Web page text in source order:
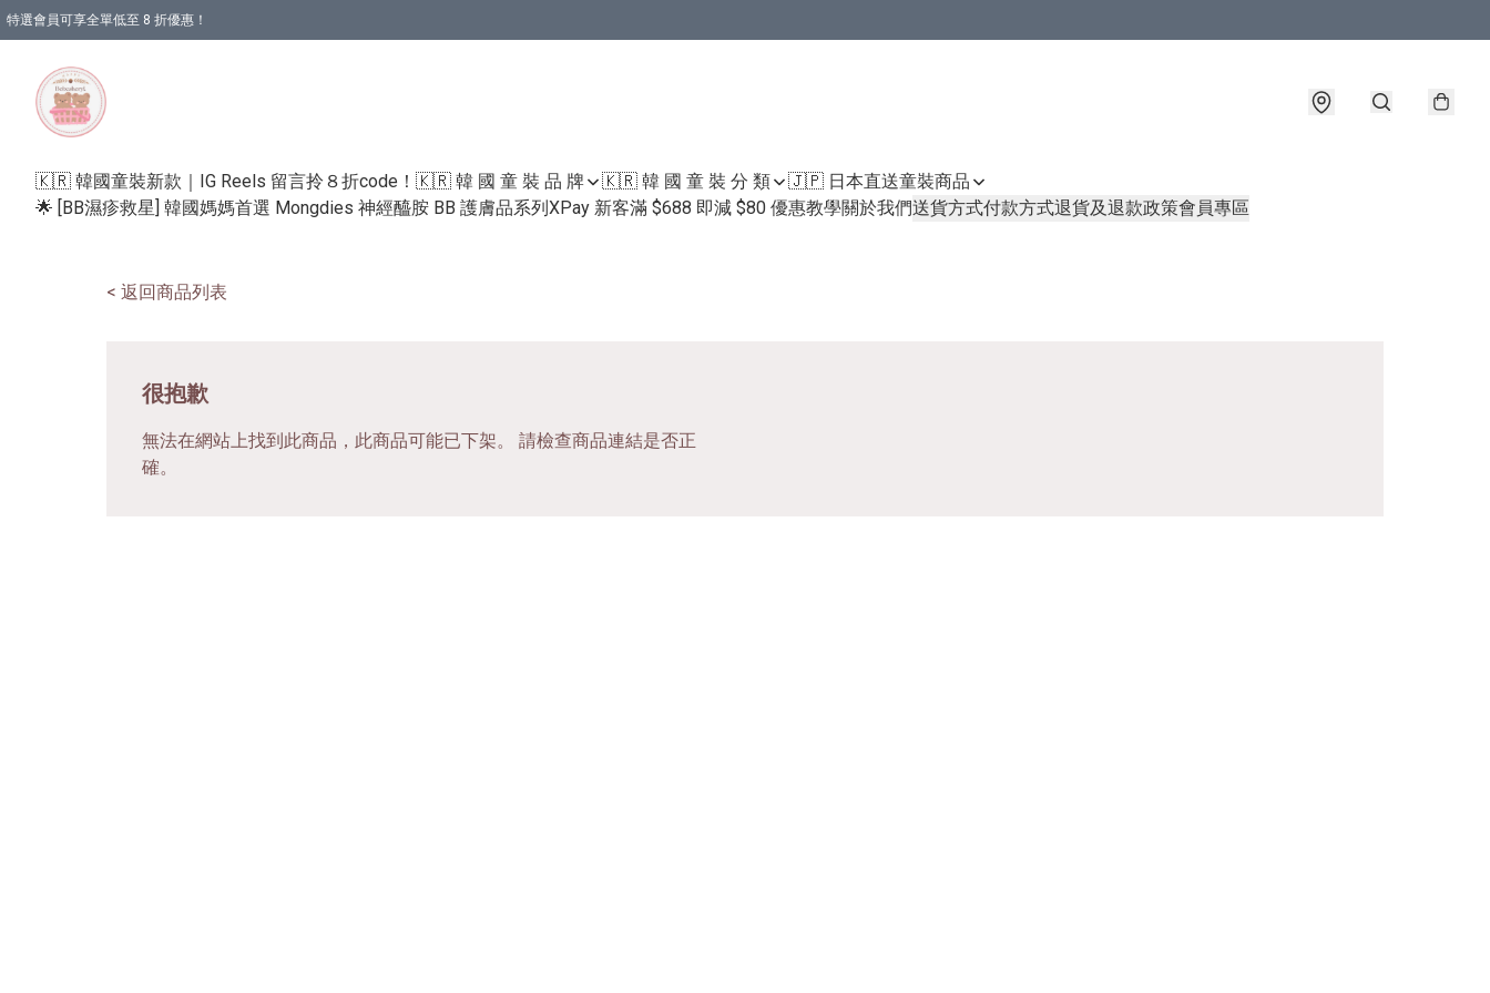
特選會員可享全單低至 8 折優惠！
🇰🇷 韓國童裝新款｜IG Reels 留言拎８折code！ 🇰🇷 韓 國 童 裝 品 牌 🇰🇷 韓 國 童 裝 分 類 🇯🇵 日本直送童裝商品
🌟 [BB濕疹救星] 韓國媽媽首選 Mongdies 神經醯胺 BB 護膚品系列XPay 新客滿 $688 即減 $80 優惠教學關於我們送貨方式付款方式退貨及退款政策會員專區
< 返回商品列表
很抱歉
無法在網站上找到此商品，此商品可能已下架。 請檢查商品連結是否正
確。